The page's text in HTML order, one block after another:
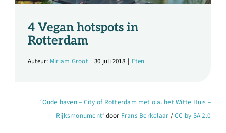
Over ons
Ondernemer
4 Vegan hotspots in
Rotterdam
Auteur: Miriam Groot | 30 juli 2018 | Eten
‘Oude haven – City of Rotterdam met o.a. het Witte Huis –
Rijksmonument‘ door Frans Berkelaar /CC by SA 2.0